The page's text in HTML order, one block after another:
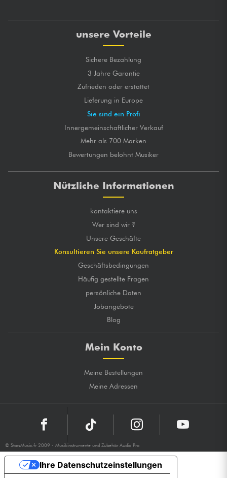
unsere Vorteile
Sichere Bezahlung
3 Jahre Garantie
Zufrieden oder erstattet
Lieferung in Europe
Sie sind ein Profi
Innergemeinschaftlicher Verkauf
Mehr als 700 Marken
Bewertungen belohnt Musiker
Nützliche Informationen
kontaktiere uns
Wer sind wir ?
Unsere Geschäfte
Konsultieren Sie unsere Kaufratgeber
Geschäftsbedingungen
Häufig gestellte Fragen
persönliche Daten
Jobangebote
Blog
Mein Konto
Meine Bestellungen
Meine Adressen
© StarsMusic.fr 2009 - Musikinstrumente und Zubehör Audio Pro
Ihre Datenschutzeinstellungen